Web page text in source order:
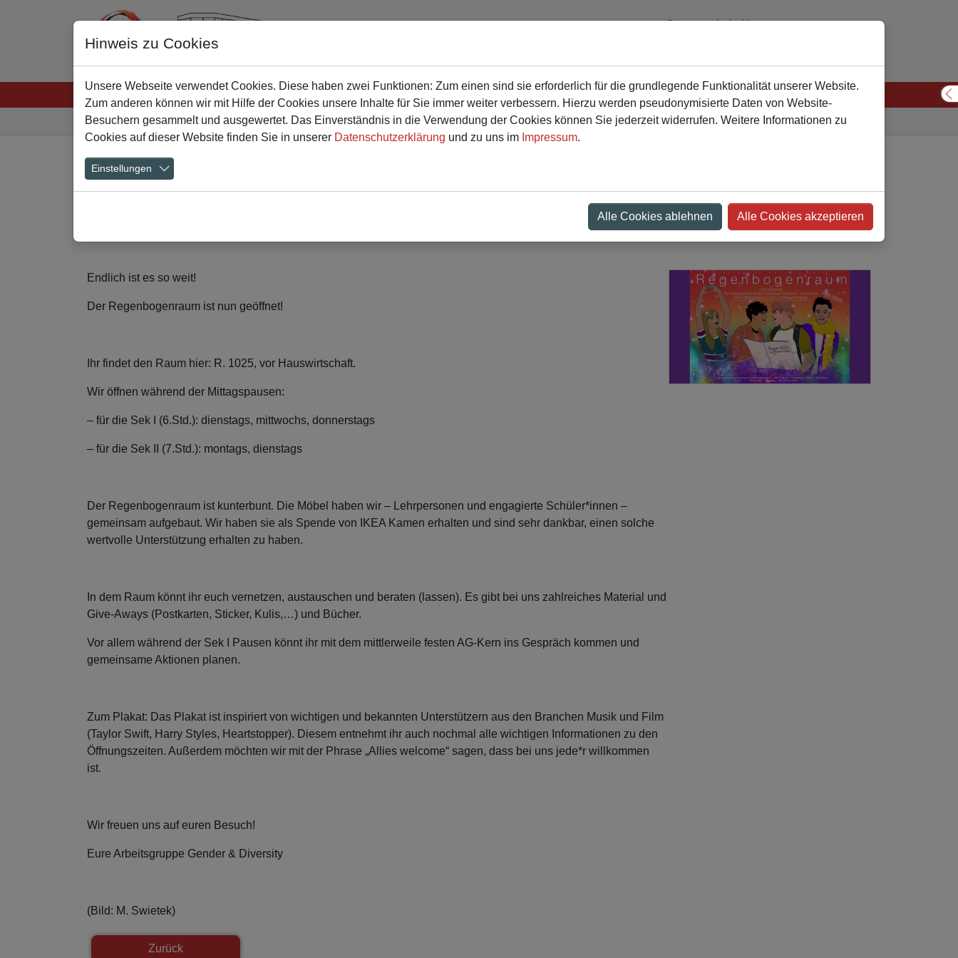
Zum Hauptinhalt springen
Gesamtschule Kamen
Sie sind hier: Gesamtschule Nachricht
"Raum der Vielfalt" - Der neue Regenbogenraum ist offen
Endlich ist es so weit!
Der Regenbogenraum ist nun geöffnet!
Ihr findet den Raum hier: R. 1025, vor Hauswirtschaft.
Wir öffnen während der Mittagspausen:
– für die Sek I (6.Std.): dienstags, mittwochs, donnerstags
– für die Sek II (7.Std.): montags, dienstags
Der Regenbogenraum ist kunterbunt. Die Möbel haben wir – Lehrpersonen und engagierte Schüler*innen –
gemeinsam aufgebaut. Wir haben sie als Spende von IKEA Kamen erhalten und sind sehr dankbar, einen solche
wertvolle Unterstützung erhalten zu haben.
In dem Raum könnt ihr euch vernetzen, austauschen und beraten (lassen). Es gibt bei uns zahlreiches Material und
Give-Aways (Postkarten, Sticker, Kulis,…) und Bücher.
Vor allem während der Sek I Pausen könnt ihr mit dem mittlerweile festen AG-Kern ins Gespräch kommen und
gemeinsame Aktionen planen.
Zum Plakat: Das Plakat ist inspiriert von wichtigen und bekannten Unterstützern aus den Branchen Musik und Film
(Taylor Swift, Harry Styles, Heartstopper). Diesem entnehmt ihr auch nochmal alle wichtigen Informationen zu den
Öffnungszeiten. Außerdem möchten wir mit der Phrase „Allies welcome“ sagen, dass bei uns jede*r willkommen
ist.
Wir freuen uns auf euren Besuch!
Eure Arbeitsgruppe Gender & Diversity
(Bild: M. Swietek)
Zurück
Hinweis zu Cookies
Unsere Webseite verwendet Cookies. Diese haben zwei Funktionen: Zum einen sind sie erforderlich für die grundlegende Funktionalität unserer Website.
Zum anderen können wir mit Hilfe der Cookies unsere Inhalte für Sie immer weiter verbessern. Hierzu werden pseudonymisierte Daten von Website-
Besuchern gesammelt und ausgewertet. Das Einverständnis in die Verwendung der Cookies können Sie jederzeit widerrufen. Weitere Informationen zu
Cookies auf dieser Website finden Sie in unserer Datenschutzerklärung und zu uns im Impressum.
Einstellungen
Alle Cookies ablehnen Alle Cookies akzeptieren